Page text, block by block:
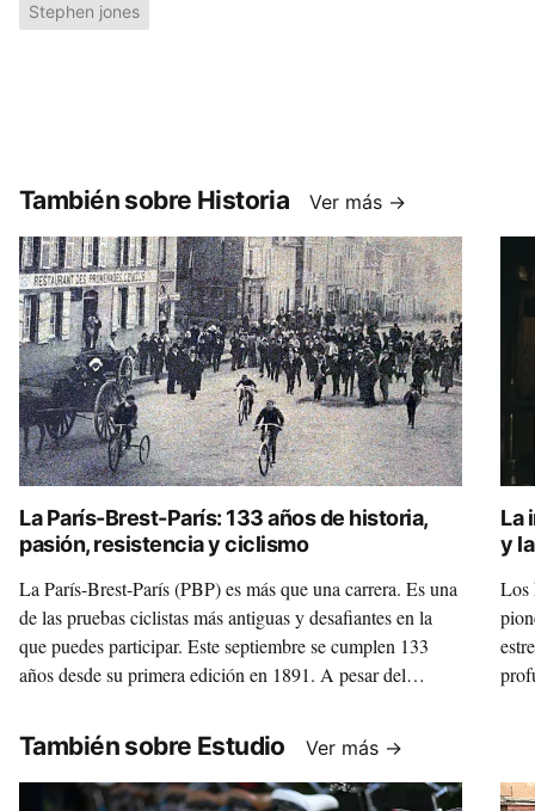
Stephen jones
También sobre Historia Ver más →
La París-Brest-París: 133 años de historia,
pasión, resistencia y ciclismo
La París-Brest-París (PBP) es más que una carrera. Es una
de las pruebas ciclistas más antiguas y desafiantes en la
que puedes participar. Este septiembre se cumplen 133
años desde su primera edición en 1891. A pesar del
resistencia. Casi cuatro días pedaleando sin parar.
¿Aguantarías sin dormir?
La
y
Los
También sobre Estudio Ver más →